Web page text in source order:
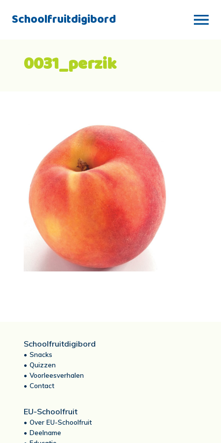
Schoolfruitdigibord
0031_perzik
Schoolfruitdigibord
Snacks
Quizzen
Voorleesverhalen
Contact
EU-Schoolfruit
Over EU-Schoolfruit
Deelname